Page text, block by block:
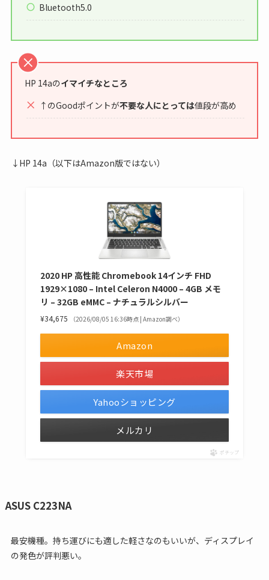
Bluetooth5.0
HP 14aのイマイチなところ
↑のGoodポイントが不要な人にとっては値段が高め
↓HP 14a（以下はAmazon版ではない）
2020 HP 高性能 Chromebook 14インチ FHD
1929×1080 – Intel Celeron N4000 – 4GB メモ
リ – 32GB eMMC – ナチュラルシルバー
¥34,675 （2026/08/05 16:36時点 | Amazon調べ）
Amazon
楽天市場
Yahooショッピング
メルカリ
ポチップ
ASUS C223NA
最安機種。持ち運びにも適した軽さなのもいいが、ディスプレイ
の発色が評判悪い。